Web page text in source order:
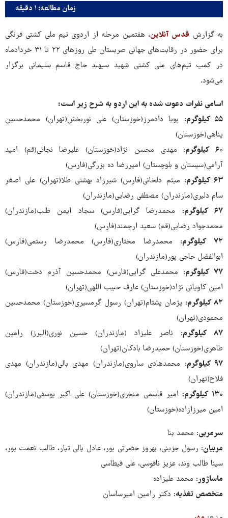
زمان مطالعه: ۱ دقیقه
به گزارش قدس آنلاین، هفتمین مرحله از اردوی تیم ملی کشتی فرنگی
برای حضور در رقابت‌های جهانی صربستان طی روزهای ۲۲ تا ۳۱ خردادماه
در کمپ تیم‌های ملی کشتی شهید سپهبد حاج قاسم سلیمانی برگزار
می‌شود.
اسامی نفرات دعوت شده به این اردو به شرح زیر است:
۵۵ کیلوگرم
: پویا دادمرز(خوزستان) علی نوربخش(تهران) محمدحسین
پناهی(خوزستان)
۶۰ کیلوگرم
: مهدی محسن نژاد(خوزستان) علیرضا نجاتی(قم) امید
آرامی(سیستان و بلوچستان) امیررضا ده بزرگی(فارس)
۶۳ کیلوگرم
: میثم دلخانی(فارس) شیرزاد بهشتی طلا(تهران) علی اصغر
سام دلیری(مازندران) مصطفی رضایی(مازندران)
۶۷ کیلوگرم
: محمدرضا گرایی(فارس) سجاد ایمن طلب(مازندران)
محمدجواد رضایی(قم) سعید ارجمند(فارس)
۷۲ کیلوگرم
: محمدرضا مختاری(فارس) محمدرضا رستمی(فارس)
ابوالفضل حاجی پور(مازندران)
۷۷ کیلوگرم
: محمدعلی گرایی(فارس) محمدحسین آذرم دخت(فارس)
امین کاویانی نژاد(خوزستان) عارف حبیب اللهی(تهران)
۸۲ کیلوگرم
: پژمان پشتام(تهران) رسول گرمسیری(خوزستان) محمدحسین
محمودی(تهران)
۸۷ کیلوگرم
: ناصر علیزاد (مازندران) حسین نوری(البرز) رامین
طاهری(خوزستان) حمیدرضا بادکان(تهران)
۹۷ کیلوگرم
: محمدهادی ساروی(مازندران) مهدی بالی(مازندران) مهدی
فلاح(تهران)
۱۳۰ کیلوگرم
: امیر قاسمی منجزی(خوزستان) علی اکبر یوسفی(مازندران)
امین میرزازاده(خوزستان)
سرمربی: محمد بنا
مربیان: رسول جزینی، بهروز حضرتی پور، عادل بالی تبار، طالب نعمت پور،
سینا طالب وند، عزیز ناقوسی، علی قیطاسی
ماساژور: محمد علیزاده
متخصص تغذیه: دکتر رامین امیرساسان